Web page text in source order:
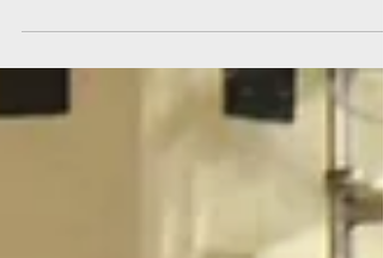
γεμίζοντας περηφάνια το Παλαιό Φάληρο για